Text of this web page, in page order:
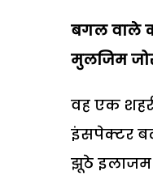
बगल वाले
मुलजिम
वह एक
इंसपेक्टर
झूठे इलाजम